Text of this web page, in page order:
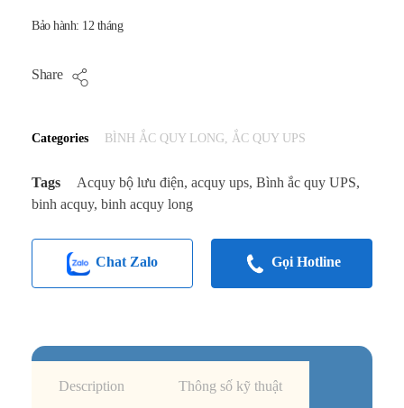
Bảo hành: 12 tháng
Share
Categories BÌNH ẮC QUY LONG ẮC QUY UPS
Tags Acquy bộ lưu điện, acquy ups, Bình ắc quy UPS,
binh acquy, binh acquy long
Chat Zalo Gọi Hotline
Description Thông số kỹ thuật